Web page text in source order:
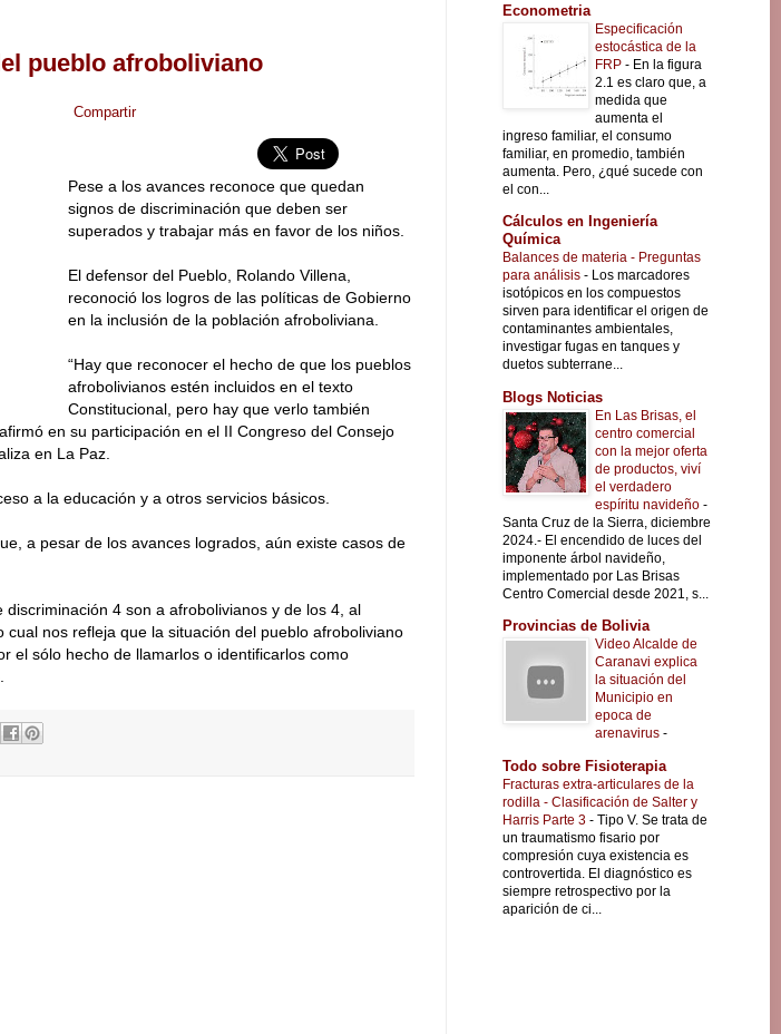
pueblo afroboliviano
Compartir
Pese a los avances reconoce que quedan
signos de discriminación que deben ser
superados y trabajar más en favor de los niños.
El defensor del Pueblo, Rolando Villena,
reconoció los logros de las políticas de Gobierno
en la inclusión de la población afroboliviana.
“Hay que reconocer el hecho de que los pueblos
afrobolivianos estén incluidos en el texto
Constitucional, pero hay que verlo también
en su participación en el II Congreso del Consejo
en La Paz.
a la educación y a otros servicios básicos.
a pesar de los avances logrados, aún existe casos de
4 son a afrobolivianos y de los 4, al
nos refleja que la situación del pueblo afroboliviano
el sólo hecho de llamarlos o identificarlos como
Econometria
Especificación
estocástica de la
FRP - En la figura
2.1 es claro que, a
medida que
aumenta el
ingreso familiar, el consumo
familiar, en promedio, también
aumenta. Pero, ¿qué sucede con
el con...
Cálculos en Ingeniería
Química
Balances de materia - Preguntas
para análisis - Los marcadores
isotópicos en los compuestos
sirven para identificar el origen de
contaminantes ambientales,
investigar fugas en tanques y
duetos subterrane...
Blogs Noticias
En Las Brisas, el
centro comercial
con la mejor oferta
de productos, viví
el verdadero
espíritu navideño -
Santa Cruz de la Sierra, diciembre
2024.- El encendido de luces del
imponente árbol navideño,
implementado por Las Brisas
Centro Comercial desde 2021, s...
Provincias de Bolivia
Video Alcalde de
Caranavi explica
la situación del
Municipio en
epoca de
arenavirus -
Todo sobre Fisioterapia
Fracturas extra-articulares de la
rodilla - Clasificación de Salter y
Harris Parte 3 - Tipo V. Se trata de
un traumatismo fisario por
compresión cuya existencia es
controvertida. El diagnóstico es
siempre retrospectivo por la
aparición de ci...